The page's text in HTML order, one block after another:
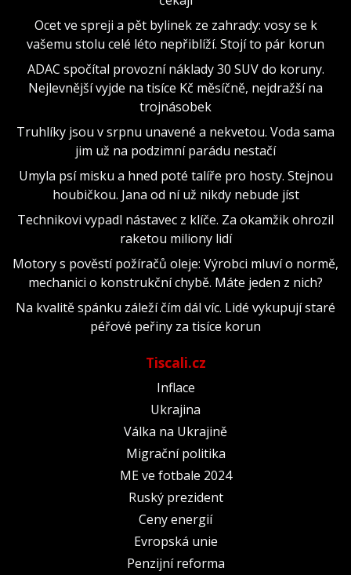
Ocet ve spreji a pět bylinek ze zahrady: vosy se k
vašemu stolu celé léto nepřiblíží. Stojí to pár korun
ADAC spočítal provozní náklady 30 SUV do koruny.
Nejlevnější vyjde na tisíce Kč měsíčně, nejdražší na
trojnásobek
Truhlíky jsou v srpnu unavené a nekvetou. Voda sama
jim už na podzimní parádu nestačí
Umyla psí misku a hned poté talíře pro hosty. Stejnou
houbičkou. Jana od ní už nikdy nebude jíst
Technikovi vypadl nástavec z klíče. Za okamžik ohrozil
raketou miliony lidí
Motory s pověstí požíračů oleje: Výrobci mluví o normě,
mechanici o konstrukční chybě. Máte jeden z nich?
Na kvalitě spánku záleží čím dál víc. Lidé vykupují staré
péřové peřiny za tisíce korun
Tiscali.cz
Inflace
Ukrajina
Válka na Ukrajině
Migrační politika
ME ve fotbale 2024
Ruský prezident
Ceny energií
Evropská unie
Penzijní reforma